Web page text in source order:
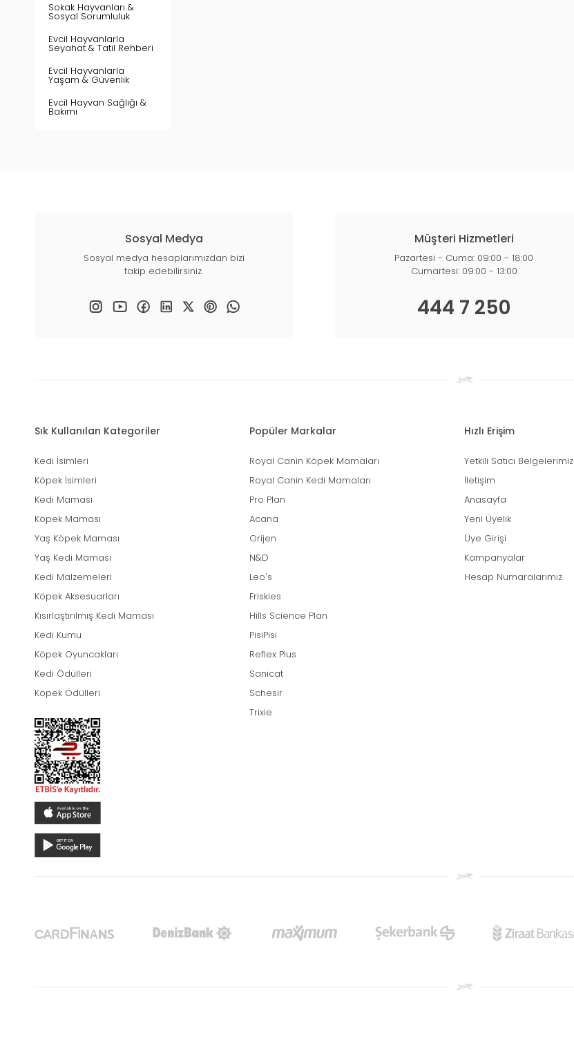
Sokak Hayvanları &
Sosyal Sorumluluk
Evcil Hayvanlarla
Seyahat & Tatil Rehberi
Evcil Hayvanlarla
Yaşam & Güvenlik
Evcil Hayvan Sağlığı &
Bakımı
Sosyal Medya
Sosyal medya hesaplarımızdan bizi
takip edebilirsiniz.
Müşteri Hizmetleri
Pazartesi - Cuma: 09:00 - 18:00
Cumartesi: 09:00 - 13:00
444 7 250
Sık Kullanılan Kategoriler
Kedi İsimleri
Köpek İsimleri
Kedi Maması
Köpek Maması
Yaş Köpek Maması
Yaş Kedi Maması
Kedi Malzemeleri
Köpek Aksesuarları
Kısırlaştırılmış Kedi Maması
Kedi Kumu
Köpek Oyuncakları
Kedi Ödülleri
Köpek Ödülleri
Popüler Markalar
Royal Canin Köpek Mamaları
Royal Canin Kedi Mamaları
Pro Plan
Acana
Orijen
N&D
Leo's
Friskies
Hills Science Plan
PisiPisi
Reflex Plus
Sanicat
Schesir
Trixie
Hızlı Erişim
Yetkili Satıcı Belgelerimiz
İletişim
Anasayfa
Yeni Üyelik
Üye Girişi
Kampanyalar
Hesap Numaralarımız